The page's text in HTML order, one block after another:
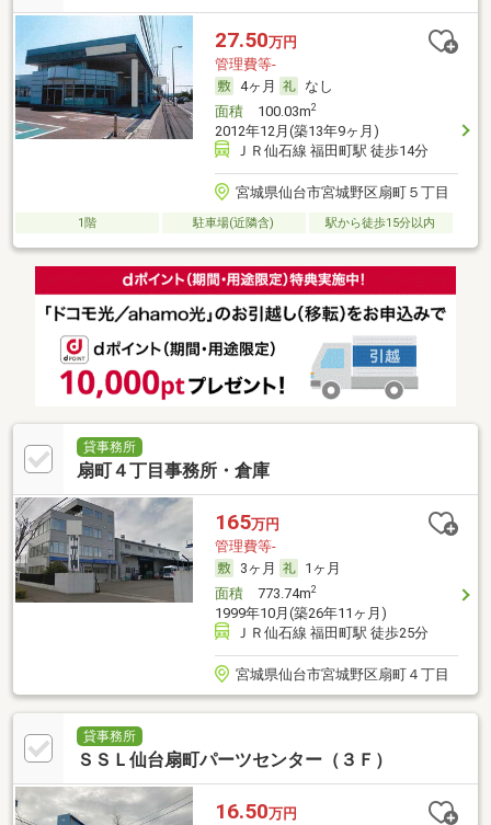
27.50万円
管理費等-
4ヶ月
なし
面積100.03m2
2012年12月(築13年9ヶ月)
ＪＲ仙石線 福田町駅 徒歩14分
宮城県仙台市宮城野区扇町５丁目
1階 駐車場(近隣含) 駅から徒歩15分以内
貸事務所
扇町４丁目事務所・倉庫
165万円
管理費等-
3ヶ月
1ヶ月
面積773.74m2
1999年10月(築26年11ヶ月)
ＪＲ仙石線 福田町駅 徒歩25分
宮城県仙台市宮城野区扇町４丁目
貸事務所
ＳＳＬ仙台扇町パーツセンター（３Ｆ）
16.50万円